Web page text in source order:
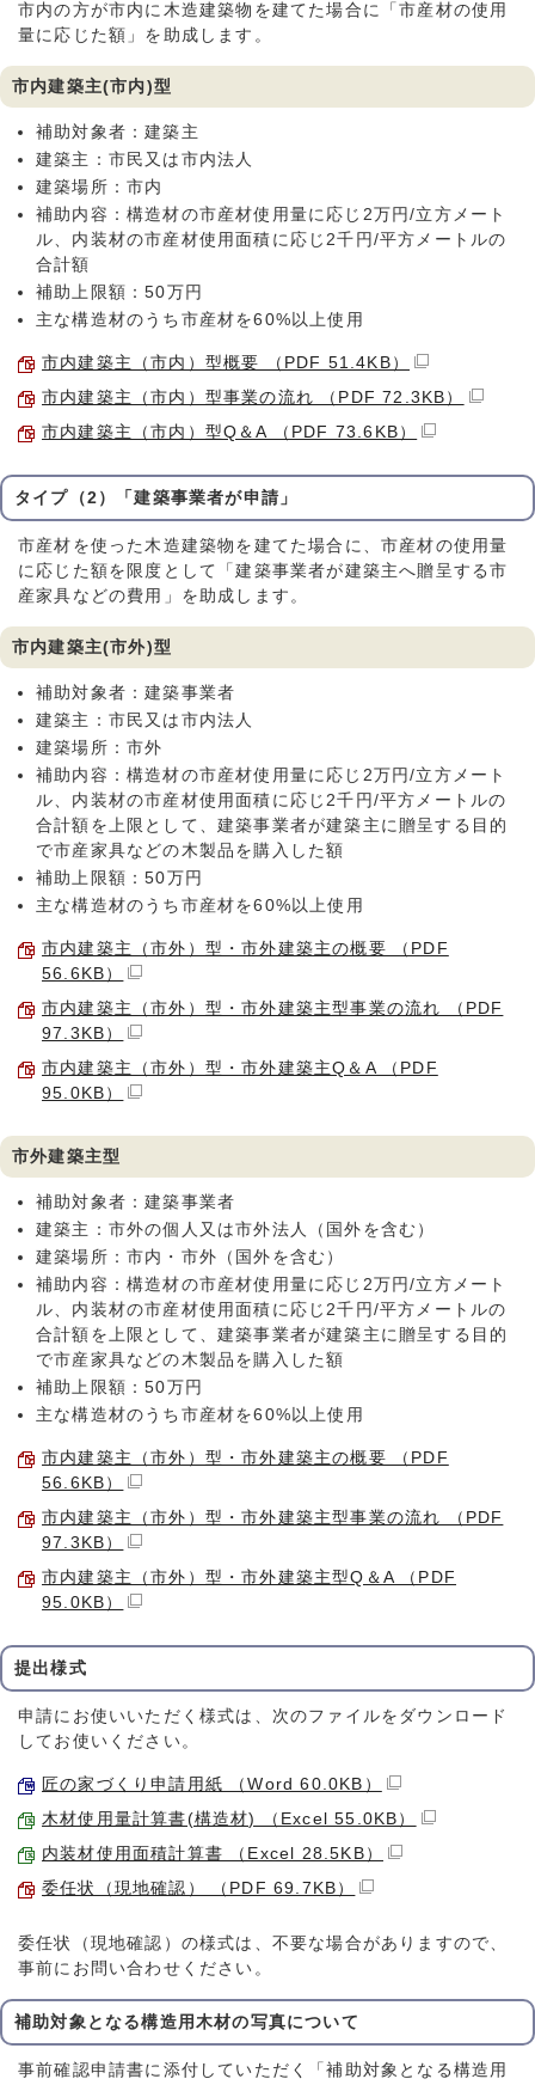
市内の方が市内に木造建築物を建てた場合に「市産材の使用
量に応じた額」を助成します。
市内建築主(市内)型
補助対象者：建築主
建築主：市民又は市内法人
建築場所：市内
補助内容：構造材の市産材使用量に応じ2万円/立方メート
ル、内装材の市産材使用面積に応じ2千円/平方メートルの
合計額
補助上限額：50万円
主な構造材のうち市産材を60%以上使用
市内建築主（市内）型概要 （PDF 51.4KB）
市内建築主（市内）型事業の流れ （PDF 72.3KB）
市内建築主（市内）型Q＆A （PDF 73.6KB）
タイプ（2）「建築事業者が申請」
市産材を使った木造建築物を建てた場合に、市産材の使用量
に応じた額を限度として「建築事業者が建築主へ贈呈する市
産家具などの費用」を助成します。
市内建築主(市外)型
補助対象者：建築事業者
建築主：市民又は市内法人
建築場所：市外
補助内容：構造材の市産材使用量に応じ2万円/立方メート
ル、内装材の市産材使用面積に応じ2千円/平方メートルの
合計額を上限として、建築事業者が建築主に贈呈する目的
で市産家具などの木製品を購入した額
補助上限額：50万円
主な構造材のうち市産材を60%以上使用
市内建築主（市外）型・市外建築主の概要 （PDF
56.6KB）
市内建築主（市外）型・市外建築主型事業の流れ （PDF
97.3KB）
市内建築主（市外）型・市外建築主Q＆A （PDF
95.0KB）
市外建築主型
補助対象者：建築事業者
建築主：市外の個人又は市外法人（国外を含む）
建築場所：市内・市外（国外を含む）
補助内容：構造材の市産材使用量に応じ2万円/立方メート
ル、内装材の市産材使用面積に応じ2千円/平方メートルの
合計額を上限として、建築事業者が建築主に贈呈する目的
で市産家具などの木製品を購入した額
補助上限額：50万円
主な構造材のうち市産材を60%以上使用
市内建築主（市外）型・市外建築主の概要 （PDF
56.6KB）
市内建築主（市外）型・市外建築主型事業の流れ （PDF
97.3KB）
市内建築主（市外）型・市外建築主型Q＆A （PDF
95.0KB）
提出様式
申請にお使いいただく様式は、次のファイルをダウンロード
してお使いください。
匠の家づくり申請用紙 （Word 60.0KB）
木材使用量計算書(構造材) （Excel 55.0KB）
内装材使用面積計算書 （Excel 28.5KB）
委任状（現地確認） （PDF 69.7KB）
委任状（現地確認）の様式は、不要な場合がありますので、
事前にお問い合わせください。
補助対象となる構造用木材の写真について
事前確認申請書に添付していただく「補助対象となる構造用